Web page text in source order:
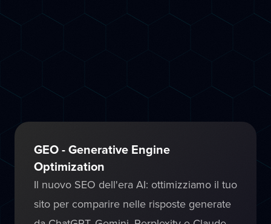
ed efficace: analisi delle keyword
Google.
GEO - Generative Engine
Optimization
Il nuovo SEO dell'era AI: ottimizziamo il tuo
sito per comparire nelle risposte generate